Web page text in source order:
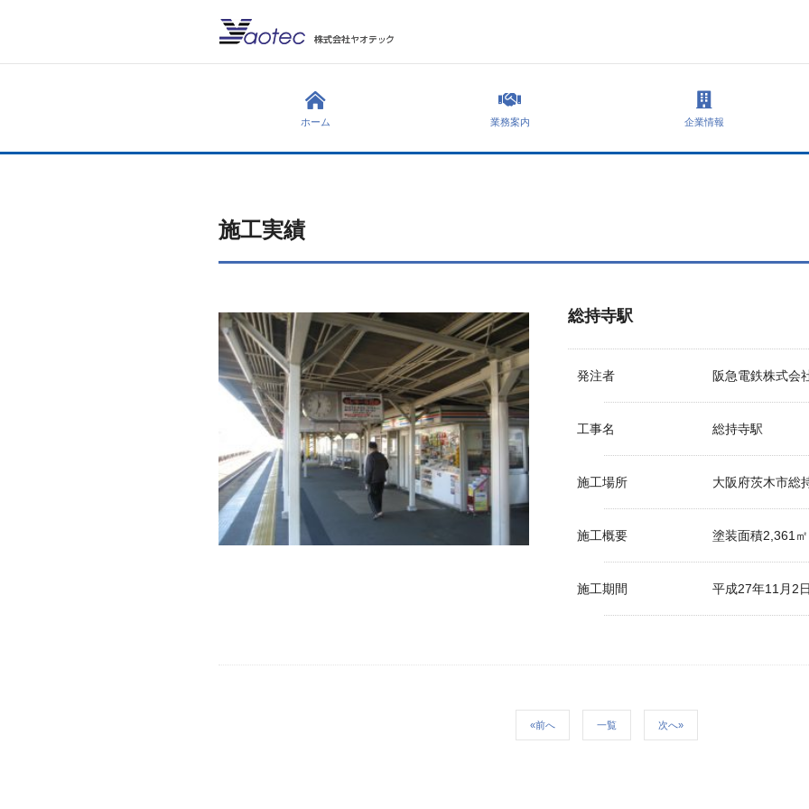
ホーム 業務案内 企業情報
施工実績
総持寺駅
発注者 阪急電鉄株式会
工事名 総持寺駅
施工場所 大阪府茨木市総
施工概要 塗装面積2,361㎡
施工期間 平成27年11月2
«前へ 一覧 次へ»